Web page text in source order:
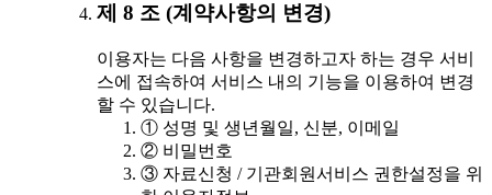
제 8 조 (계약사항의 변경)
이용자는 다음 사항을 변경하고자 하는 경우 서비
스에 접속하여 서비스 내의 기능을 이용하여 변경
할 수 있습니다.
① 성명 및 생년월일, 신분, 이메일
② 비밀번호
③ 자료신청 / 기관회원서비스 권한설정을 위